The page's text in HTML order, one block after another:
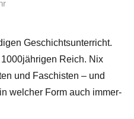
Geschichtsunterricht.
Reich. Nix
und Faschisten – und
welcher Form auch immer-